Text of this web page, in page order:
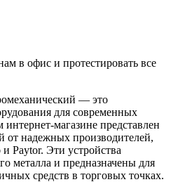
в офис и протестировать все
— это
для современных
магазине представлен
от надежных производителей,
Paytor. Эти устройства
металла и предназначены для
средств в торговых точках.